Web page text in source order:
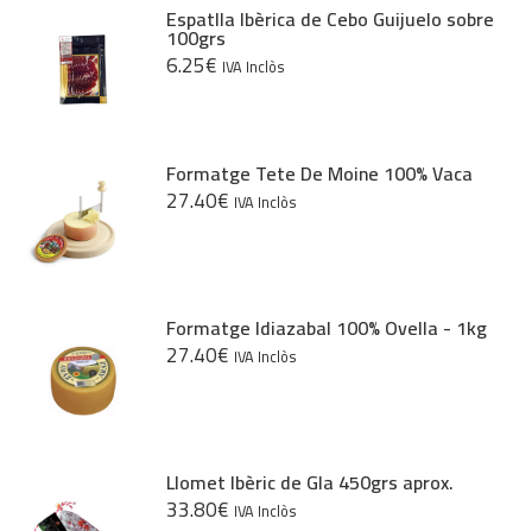
Espatlla Ibèrica de Cebo Guijuelo sobre
100grs
6.25€ IVA Inclòs
Formatge Tete De Moine 100% Vaca
27.40€ IVA Inclòs
Formatge Idiazabal 100% Ovella - 1kg
27.40€ IVA Inclòs
Llomet Ibèric de Gla 450grs aprox.
33.80€ IVA Inclòs